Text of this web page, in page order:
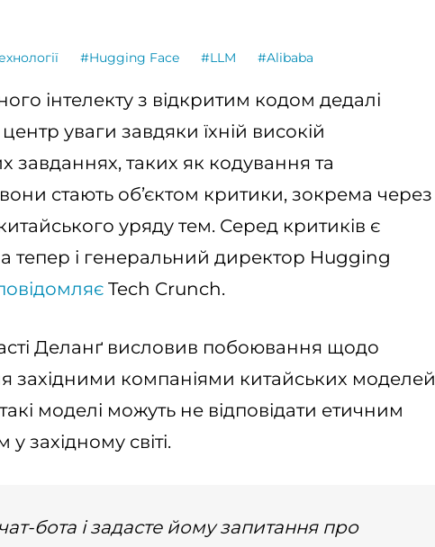
#Hugging Face #LLM #Alibaba
інтелекту з відкритим кодом дедалі
уваги завдяки їхній високій
завданнях, таких як кодування та
стають об’єктом критики, зокрема через
уряду тем. Серед критиків є
тепер і генеральний директор Hugging
Tech Crunch.
Деланґ висловив побоювання щодо
західними компаніями китайських моделей
моделі можуть не відповідати етичним
західному світі.
бота і задасте йому запитання про